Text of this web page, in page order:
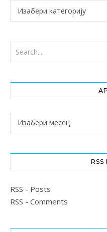
Категорије
Архиве
RSS
RSS - Posts
RSS - Comments